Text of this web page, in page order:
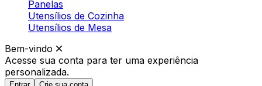
Panelas
Utensílios de Cozinha
Utensílios de Mesa
Bem-vindo
Acesse sua conta para ter uma experiência
personalizada.